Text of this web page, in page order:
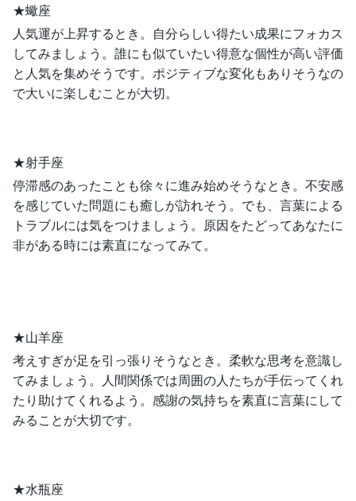
★蠍座
人気運が上昇するとき。自分らしい得たい成果にフォカス
してみましょう。誰にも似ていたい得意な個性が高い評価
と人気を集めそうです。ポジティブな変化もありそうなの
で大いに楽しむことが大切。
★射手座
停滞感のあったことも徐々に進み始めそうなとき。不安感
を感じていた問題にも癒しが訪れそう。でも、言葉による
トラブルには気をつけましょう。原因をたどってあなたに
非がある時には素直になってみて。
★山羊座
考えすぎが足を引っ張りそうなとき。柔軟な思考を意識し
てみましょう。人間関係では周囲の人たちが手伝ってくれ
たり助けてくれるよう。感謝の気持ちを素直に言葉にして
みることが大切です。
★水瓶座